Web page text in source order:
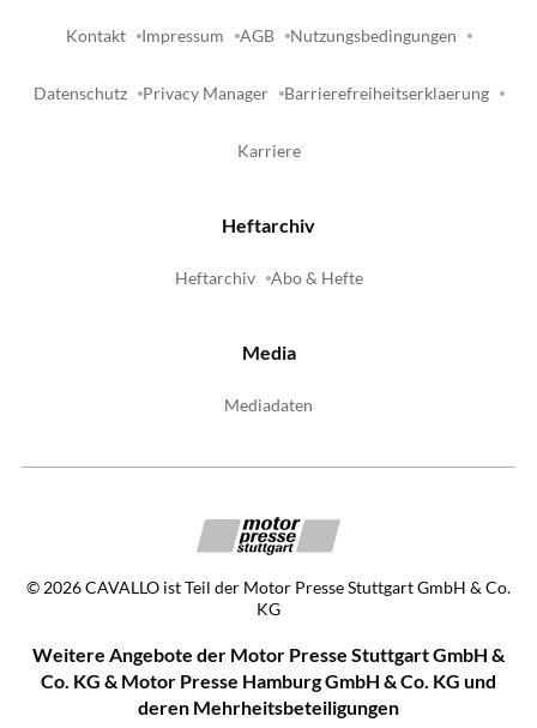
Kontakt Impressum AGB Nutzungsbedingungen
Datenschutz Privacy Manager Barrierefreiheitserklaerung
Karriere
Heftarchiv
Heftarchiv Abo & Hefte
Media
Mediadaten
© 2026CAVALLO ist Teil der Motor Presse Stuttgart GmbH & Co.
KG
Weitere Angebote der Motor Presse Stuttgart GmbH &
Co. KG & Motor Presse Hamburg GmbH & Co. KG und
deren Mehrheitsbeteiligungen